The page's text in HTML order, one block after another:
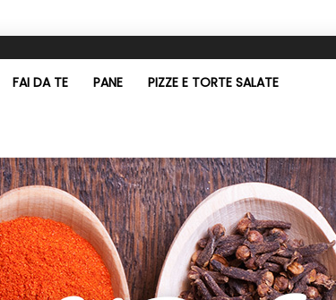
FAI DA TE PANE PIZZE E TORTE SALATE